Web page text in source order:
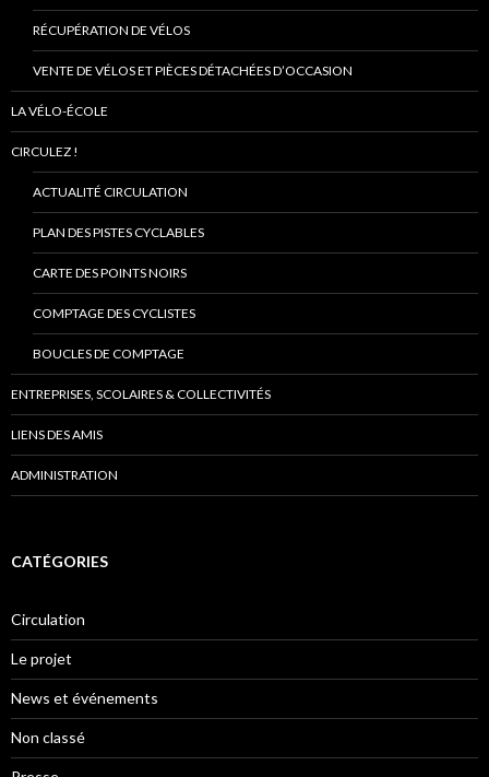
RÉCUPÉRATION DE VÉLOS
VENTE DE VÉLOS ET PIÈCES DÉTACHÉES D’OCCASION
LA VÉLO-ÉCOLE
CIRCULEZ !
ACTUALITÉ CIRCULATION
PLAN DES PISTES CYCLABLES
CARTE DES POINTS NOIRS
COMPTAGE DES CYCLISTES
BOUCLES DE COMPTAGE
ENTREPRISES, SCOLAIRES & COLLECTIVITÉS
LIENS DES AMIS
ADMINISTRATION
CATÉGORIES
Circulation
Le projet
News et événements
Non classé